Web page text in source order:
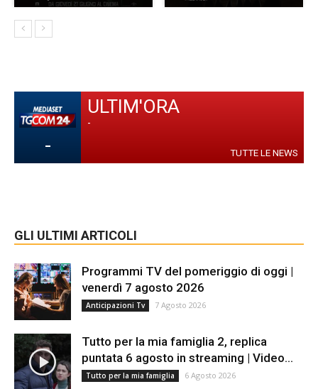
-
ULTIM'ORA
-
TUTTE LE NEWS
GLI ULTIMI ARTICOLI
Programmi TV del pomeriggio di oggi |
venerdì 7 agosto 2026
Anticipazioni Tv 7 Agosto 2026
Tutto per la mia famiglia 2, replica
puntata 6 agosto in streaming | Video...
Tutto per la mia famiglia 6 Agosto 2026